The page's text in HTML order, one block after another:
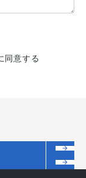
同意する